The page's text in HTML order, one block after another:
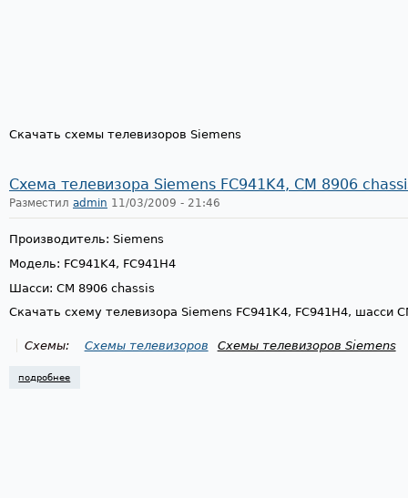
Скачать схемы телевизоров Siemens
Схема телевизора Siemens FC941K4, CM 8906
Разместил admin 11/03/2009 - 21:46
Производитель: Siemens
Модель: FC941K4, FC941H4
Шасси: CM 8906 chassis
Скачать схему телевизора Siemens FC941K4, FC941H4, шасси
Схемы: Схемы телевизоров Схемы телевизоров Siemens
подробнее